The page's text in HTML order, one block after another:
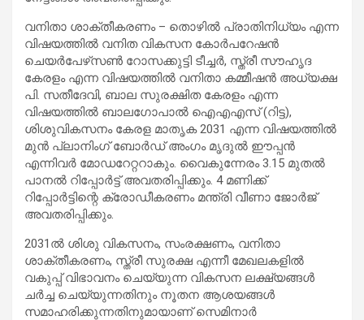
വനിതാ ശാക്തീകരണം – തൊഴില്‍ പ്രാതിനിധ്യം എന്ന
വിഷയത്തില്‍ വനിത വികസന കോര്‍പറേഷന്‍
ചെയര്‍പേഴ്‌സണ്‍ റോസക്കുട്ടി ടീച്ചര്‍, സ്ത്രീ സൗഹൃദ
കേരളം എന്ന വിഷയത്തില്‍ വനിതാ കമ്മീഷന്‍ അധ്യക്ഷ
പി. സതീദേവി, ബാല സുരക്ഷിത കേരളം എന്ന
വിഷയത്തില്‍ ബാലഗോപാല്‍ ഐഎഎസ് (റിട്ട),
ശിശുവികസനം കേരള മാതൃക 2031 എന്ന വിഷയത്തില്‍
മുന്‍ പ്ലാനിംഗ് ബോര്‍ഡ് അംഗം മൃദുല്‍ ഈപ്പന്‍
എന്നിവര്‍ മോഡറേറ്ററാകും. വൈകുന്നേരം 3.15 മുതല്‍
പാനല്‍ റിപ്പോര്‍ട്ട് അവതരിപ്പിക്കും. 4 മണിക്ക്
റിപ്പോര്‍ട്ടിന്റെ ക്രോഡീകരണം മന്ത്രി വീണാ ജോര്‍ജ്
അവതരിപ്പിക്കും.
2031ല്‍ ശിശു വികസനം, സംരക്ഷണം, വനിതാ
ശാക്തീകരണം, സ്ത്രീ സുരക്ഷ എന്നീ മേഖലകളില്‍
വകുപ്പ് വിഭാവനം ചെയ്യുന്ന വികസന ലക്ഷ്യങ്ങള്‍
ചര്‍ച്ച ചെയ്യുന്നതിനും നൂതന ആശയങ്ങള്‍
സമാഹരിക്കുന്നതിനുമായാണ് സെമിനാര്‍